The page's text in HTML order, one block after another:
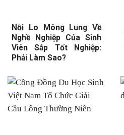
Nỗi Lo Mông Lung Về
Nghề Nghiệp Của Sinh
Viên Sắp Tốt Nghiệp:
Phải Làm Sao?